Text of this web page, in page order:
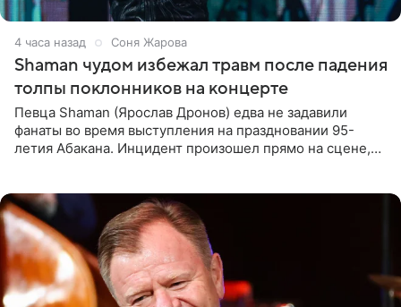
4 часа назад Соня Жарова
Shaman чудом избежал травм после падения
толпы поклонников на концерте
Певца Shaman (Ярослав Дронов) едва не задавили
фанаты во время выступления на праздновании 95-
летия Абакана. Инцидент произошел прямо на сцене,